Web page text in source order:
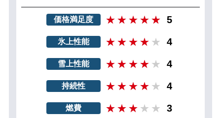
価格満足度 5
氷上性能 4
雪上性能 4
持続性 4
燃費 3